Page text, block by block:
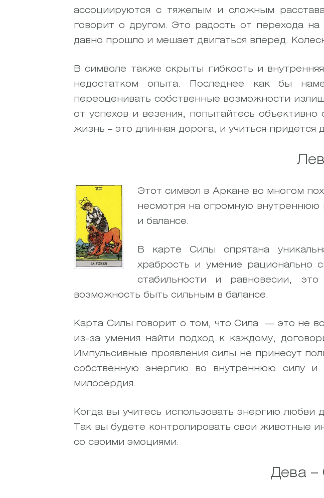
ассоциируются с тяжелым и сложным
говорит о другом. Это радость от перехода
давно прошло и мешает двигаться вперед.
В символе также скрыты гибкость и
недостатком опыта. Последнее как бы
переоценивать собственные возможности
от успехов и везения, попытайтесь
жизнь – это длинная дорога, и учиться придется
Этот символ в Аркане во многом
несмотря на огромную внутреннюю
и балансе.
В карте Силы спрятана
храбрость и умение рационально
стабильности и равновесии,
возможность быть сильным в балансе.
Карта Силы говорит о том, что Сила — это не
из-за умения найти подход к каждому,
Импульсивные проявления силы не принесут
собственную энергию во внутреннюю силу
милосердия.
Когда вы учитесь использовать энергию
Так вы будете контролировать свои животные
со своими эмоциями.
Дева –